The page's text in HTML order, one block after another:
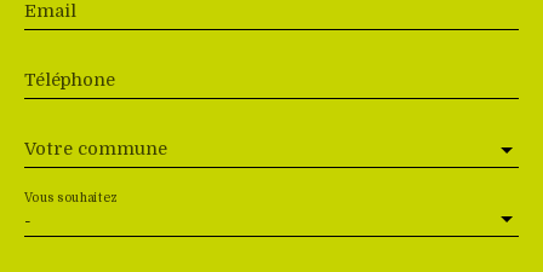
Email
Téléphone
Votre commune
-
Vous souhaitez